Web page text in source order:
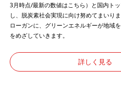
3月時点/最新の数値はこちら ）と国内ト
し、脱炭素社会実現に向け努めてまいり
ローガンに、グリーンエネルギーが地域
をめざしていきます。
詳しく見る